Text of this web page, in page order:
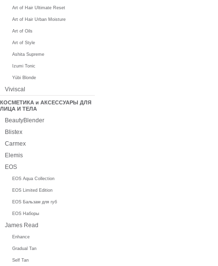
Art of Hair Ultimate Reset
Art of Hair Urban Moisture
Art of Oils
Art of Style
Ashita Supreme
Izumi Tonic
Yūbi Blonde
Viviscal
КОСМЕТИКА и АКСЕССУАРЫ ДЛЯ
ЛИЦА И ТЕЛА
BeautyBlender
Blistex
Carmex
Elemis
EOS
EOS Aqua Collection
EOS Limited Edition
EOS Бальзам для губ
EOS Наборы
James Read
Enhance
Gradual Tan
Self Tan